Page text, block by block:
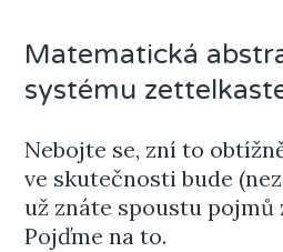
Matematická
systému
Nebojte se, zní to
ve skutečnosti bude
už znáte spoustu pojmů
Pojďme na to.